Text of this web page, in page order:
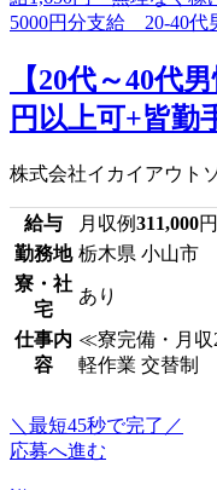
【20代～40代
円以上可+皆
株式会社イカイアウト
給与 月収例311,000円
勤務地 栃木県 小山市
寮・社
宅
あり
仕事内
容
≪寮完備・月収
軽作業 交替制
＼最短45秒で完了／
応募へ進む